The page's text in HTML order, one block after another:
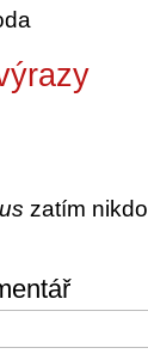
zatím